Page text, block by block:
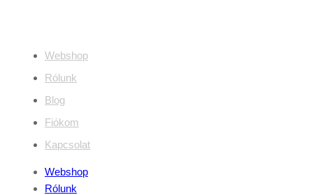
Webshop
Rólunk
Blog
Fiókom
Kapcsolat
Webshop
Rólunk